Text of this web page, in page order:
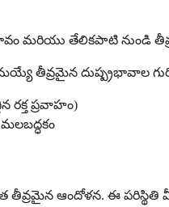
మరియు తేలికపాటి నుండి
తీవ్రమైన దుష్ప్రభావాల
రక్త ప్రవాహం)
ఆందోళన. ఈ పరిస్థితి మీ